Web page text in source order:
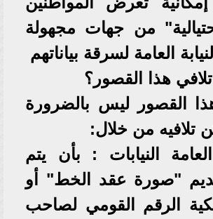
من جهات مجهولة
العامة لسرقة بياناتهم
هذا القصور؟
القصور ليس بالضرورة
تلافيه من خلال:
العامة النيابات : بأن يتم
"صورة عقد الخط" أو
الرقم القومي لصاحب